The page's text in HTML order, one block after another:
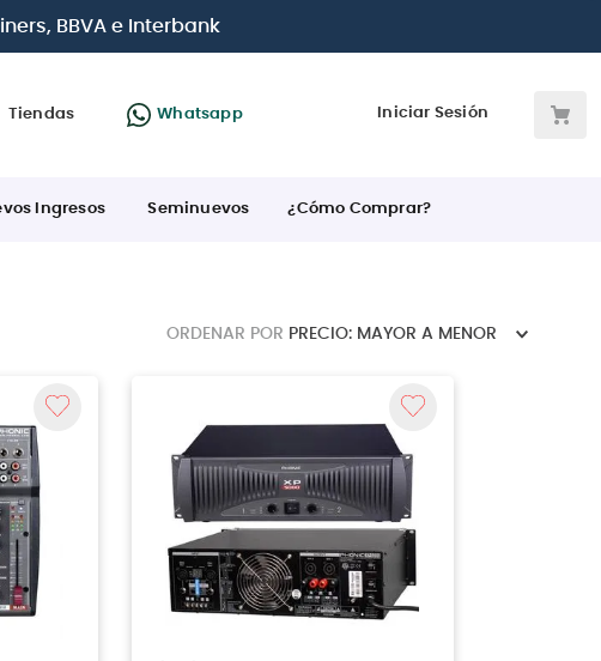
BBVA e Interbank
Tiendas Whatsapp Iniciar Sesión
Ingresos Seminuevos ¿Cómo Comprar?
ORDENAR POR PRECIO: MAYOR A MENOR